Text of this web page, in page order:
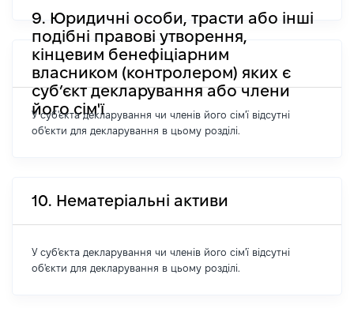
9. Юридичні особи, трасти або інші
подібні правові утворення,
кінцевим бенефіціарним
власником (контролером) яких є
суб’єкт декларування або члени
його сім'ї
У суб'єкта декларування чи членів його сім'ї відсутні
об'єкти для декларування в цьому розділі.
10. Нематеріальні активи
У суб'єкта декларування чи членів його сім'ї відсутні
об'єкти для декларування в цьому розділі.